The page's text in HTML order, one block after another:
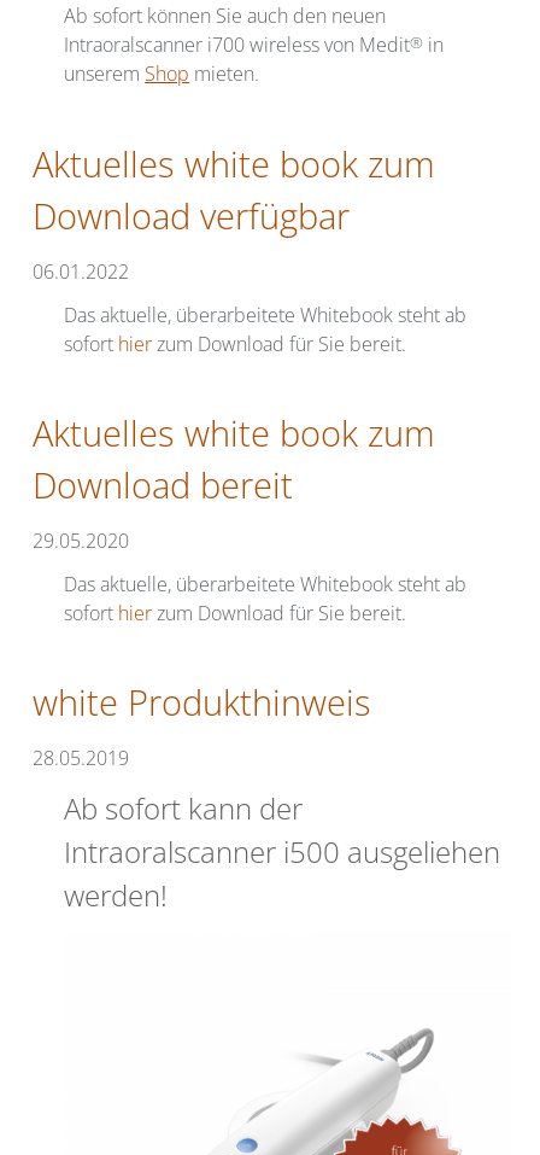
Ab sofort können Sie auch den neuen
Intraoralscanner i700 wireless von Medit® in
unserem Shop mieten.
Aktuelles white book zum
Download verfügbar
06.01.2022
Das aktuelle, überarbeitete Whitebook steht ab
sofort hierzum Download für Sie bereit.
Aktuelles white book zum
Download bereit
29.05.2020
Das aktuelle, überarbeitete Whitebook steht ab
sofort hierzum Download für Sie bereit.
white Produkthinweis
28.05.2019
Ab sofort kann der
Intraoralscanner i500 ausgeliehen
werden!